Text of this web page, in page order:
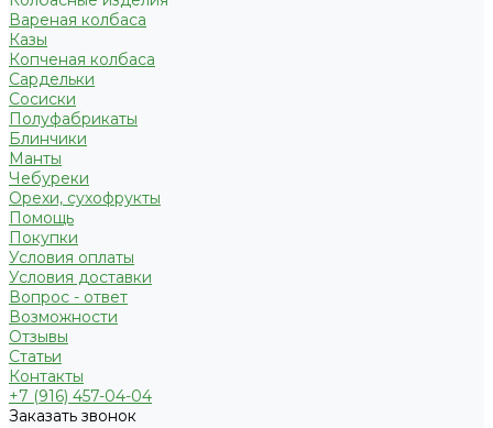
Вареная колбаса
Казы
Копченая колбаса
Сардельки
Сосиски
Полуфабрикаты
Блинчики
Манты
Чебуреки
Орехи, сухофрукты
Помощь
Покупки
Условия оплаты
Условия доставки
Вопрос - ответ
Возможности
Отзывы
Статьи
Контакты
+7 (916) 457-04-04
Заказать звонок